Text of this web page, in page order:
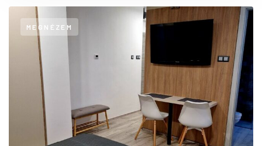
MEGNÉZEM